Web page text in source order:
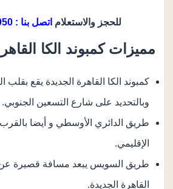
للحجز والاستعلام اتصل بنا : 01158585050
مميزات كمبوند الكا
كمبوند الكا القاهرة الجديدة يقع
وبالتحديد على شارع التسعين الجنوبي.
طريق الدائري الأوسطي و أيضا
الإقليمي.
طريق السويس يبعد مسافة قصيرة عن
القاهرة الجديدة.